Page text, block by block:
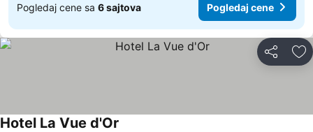
Pogledaj cene sa 6 sajtova Pogledaj cene
Deli
Hotel La Vue d'Or